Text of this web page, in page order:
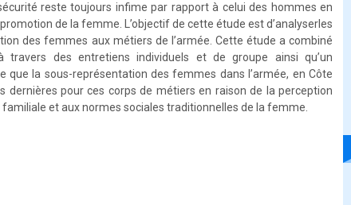
reste toujours infime par rapport à celui des hommes en
de la femme. L’objectif de cette étude est d’analyserles
des femmes aux métiers de l’armée. Cette étude a combiné
des entretiens individuels et de groupe ainsi qu’un
que la sous-représentation des femmes dans l’armée, en Côte
dernières pour ces corps de métiers en raison de la perception
et aux normes sociales traditionnelles de la femme.